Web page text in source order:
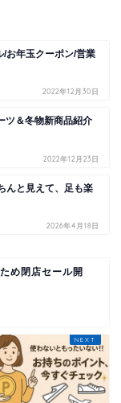
/お年玉クーポン/営業
2022年12月30日
ツ＆冬物新商品紹介
2022年12月23日
んと見えて、足も楽
2026年4月18日
め閉店セール開